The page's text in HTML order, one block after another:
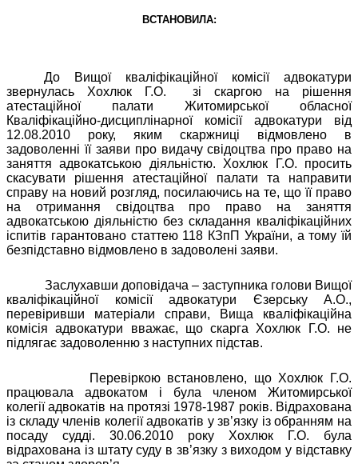
ВСТАНОВИЛА:
До Вищої кваліфікаційної комісії адвокатури
звернулась Хохлюк Г.О.
зі скаргою на рішення
атестаційної палати Житомирської обласної
Кваліфікаційно-дисциплінарної комісії адвокатури від
12.08.2010 року, яким скаржниці відмовлено в
задоволенні її заяви про видачу свідоцтва про право на
заняття адвокатською діяльністю. Хохлюк Г.О. просить
скасувати рішення атестаційної палати та направити
справу на новий розгляд, посилаючись на те, що її право
на отримання свідоцтва про право на заняття
адвокатською діяльністю без складання кваліфікаційних
іспитів гарантовано статтею 118 КЗпП України, а тому їй
безпідставно відмовлено в задоволені заяви.
Заслухавши доповідача – заступника голови Вищої
кваліфікаційної комісії адвокатури Єзерську А.О.,
перевіривши матеріали справи, Вища кваліфікаційна
комісія адвокатури вважає, що скарга Хохлюк Г.О. не
підлягає задоволенню з наступних підстав.
Перевіркою встановлено, що Хохлюк Г.О.
працювала адвокатом і була членом Житомирської
колегії адвокатів на протязі 1978-1987 років. Відрахована
із складу членів колегії адвокатів у зв’язку із обранням на
посаду судді. 30.06.2010 року Хохлюк Г.О. була
відрахована із штату суду в зв’язку з виходом у відставку